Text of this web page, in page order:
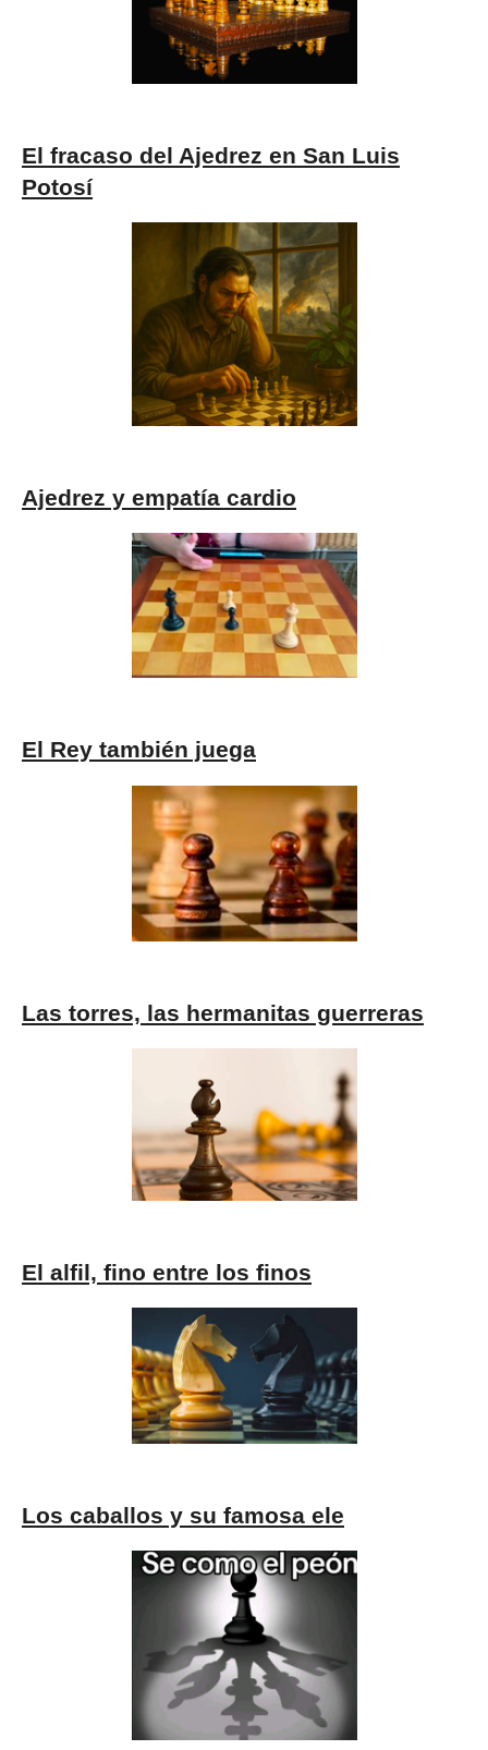
El fracaso del Ajedrez en San Luis
Potosí
Ajedrez y empatía cardio
El Rey también juega
Las torres, las hermanitas guerreras
El alfil, fino entre los finos
Los caballos y su famosa ele